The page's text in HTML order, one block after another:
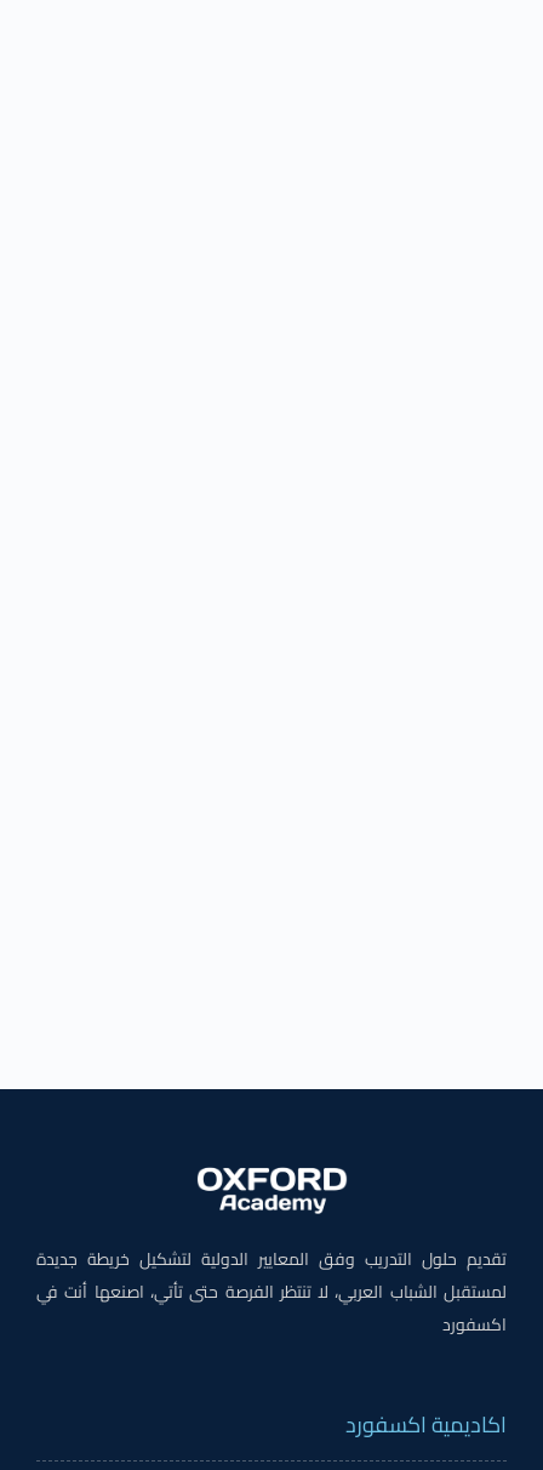
تقديم حلول التدريب وفق المعايير الدولية لتشكيل خريطة جديدة
لمستقبل الشباب العربي، لا تنتظر الفرصة حتى تأتي، اصنعها أنت في
اكسفورد
اكاديمية اكسفورد